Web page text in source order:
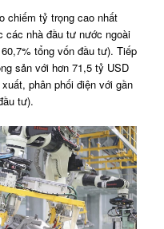
chiếm tỷ trọng cao nhất
các nhà đầu tư nước ngoài
tổng vốn đầu tư). Tiếp
sản với hơn 71,5 tỷ USD
phân phối điện với gần
tư).